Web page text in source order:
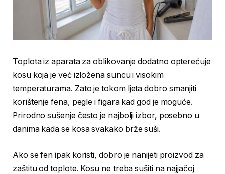
Toplota iz aparata za oblikovanje dodatno opterećuje
kosu koja je već izložena suncu i visokim
temperaturama. Zato je tokom ljeta dobro smanjiti
korištenje fena, pegle i figara kad god je moguće.
Prirodno sušenje često je najbolji izbor, posebno u
danima kada se kosa svakako brže suši.
Ako se fen ipak koristi, dobro je nanijeti proizvod za
zaštitu od toplote. Kosu ne treba sušiti na najjačoj